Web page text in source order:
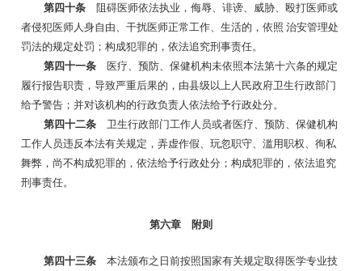
第四十条
阻碍医师依法执业，侮辱、诽谤、威胁、殴打医师或
者侵犯医师人身自由、干扰医师正常工作、生活的，依照 治安管理处
罚法的规定处罚；构成犯罪的，依法追究刑事责任。
第四十一条
医疗、预防、保健机构未依照本法第十六条的规定
履行报告职责，导致严重后果的，由县级以上人民政府卫生行政部门
给予警告；并对该机构的行政负责人依法给予行政处分。
第四十二条
卫生行政部门工作人员或者医疗、预防、保健机构
工作人员违反本法有关规定，弄虚作假、玩忽职守、滥用职权、徇私
舞弊，尚不构成犯罪的，依法给予行政处分；构成犯罪的，依法追究
刑事责任。
第六章 附则
第四十三条
本法颁布之日前按照国家有关规定取得医学专业技